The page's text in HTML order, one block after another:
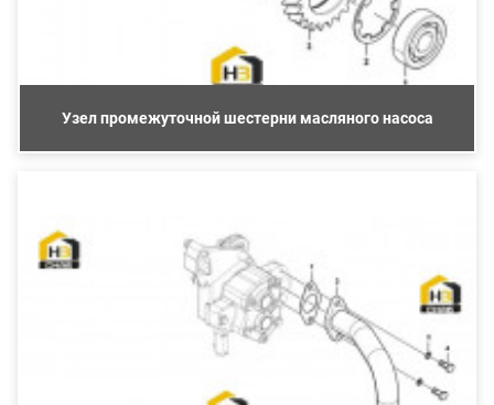
Узел промежуточной шестерни масляного насоса